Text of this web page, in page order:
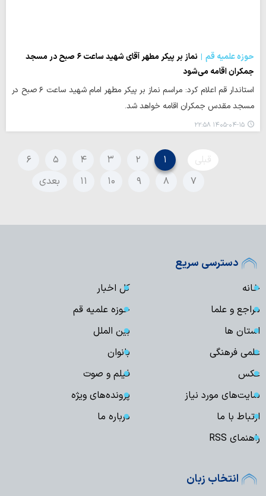
حوزه علمیه قم
نماز بر پیکر مطهر آقای شهید ساعت ۶ صبح در مسجد
جمکران اقامه می‌شود
استاندار قم اعلام کرد: مراسم نماز بر پیکر مطهر امام شهید ساعت ۶ صبح در
مسجد مقدس جمکران اقامه خواهد شد.
۱۴۰۵-۰۴-۱۵ ۲۲:۵۸
قبلی ۱ ۲ ۳ ۴ ۵
۶
۷
۸ ۹ ۱۰ ۱۱ بعدی
دسترسی سریع
خانه
کل اخبار
مراجع و علما
حوزه علمیه قم
استان ها
بین الملل
علمی فرهنگی
بانوان
عکس
فیلم و صوت
سایت‌های مورد نیاز
پرونده‌های ویژه
ارتباط با ما
درباره ما
راهنمای RSS
انتخاب زبان